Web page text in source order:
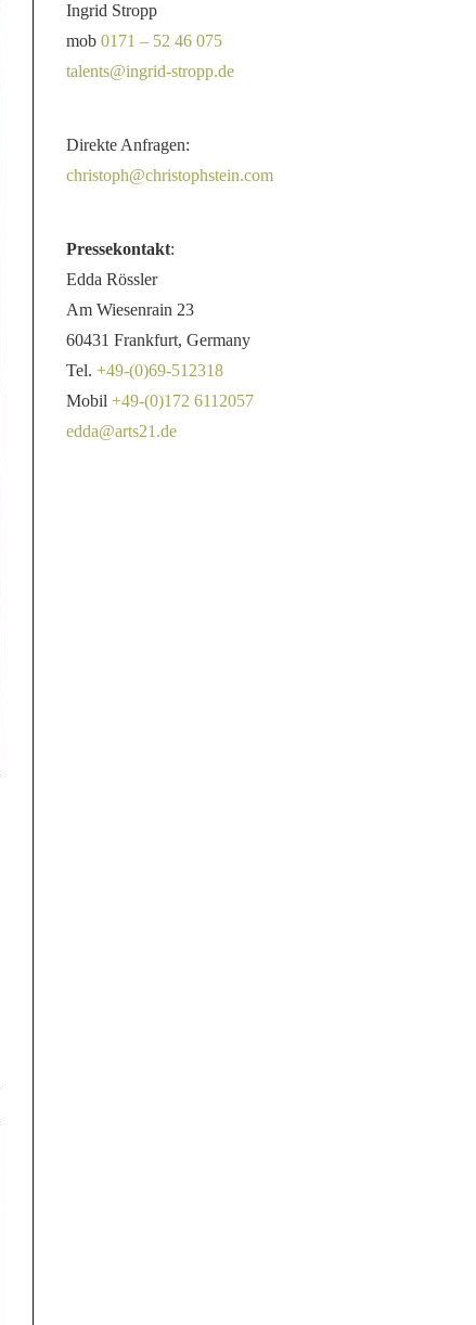
Ingrid Stropp
mob 0171 – 52 46 075
talents@ingrid-stropp.de
Direkte Anfragen:
christoph@christophstein.com
Pressekontakt:
Edda Rössler
Am Wiesenrain 23
60431 Frankfurt, Germany
Tel. +49-(0)69-512318
Mobil +49-(0)172 6112057
edda@arts21.de